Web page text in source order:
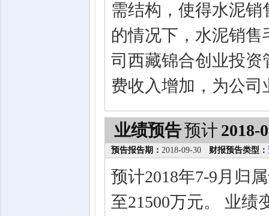
需结构，使得水泥
的情况下，水泥销
司西藏锦合创业投
费收入增加，为公
业绩预告预计 2018-
预告报告期： 2018-09-30 财报预告类型：
预计2018年7-9月归
至21500万元。 业绩